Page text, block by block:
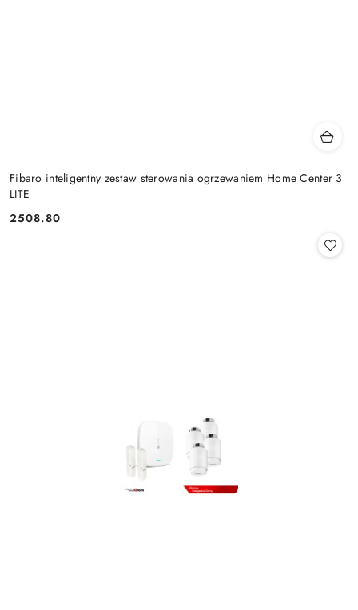
Fibaro inteligentny zestaw sterowania ogrzewaniem Home Center 3
LITE
Cena:
2508.80